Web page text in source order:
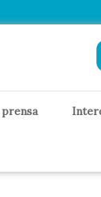
prensa